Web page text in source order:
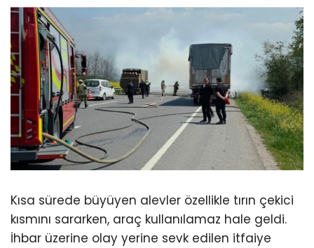
Kısa sürede büyüyen alevler özellikle tırın çekici
kısmını sararken, araç kullanılamaz hale geldi.
İhbar üzerine olay yerine sevk edilen itfaiye